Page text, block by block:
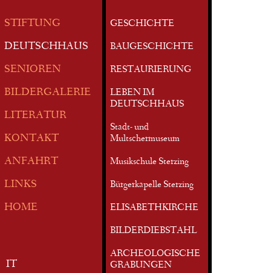
STIFTUNG
DEUTSCHHAUS
SENIOREN
BILDERGALERIE
LITERATUR
KONTAKT
ANFAHRT
LINKS
HOME
IT
GESCHICHTE
BAUGESCHICHTE
RESTAURIERUNG
LEBEN IM
DEUTSCHHAUS
Stadt- und
Multschermuseum
Musikschule Sterzing
Bürgerkapelle Sterzing
ELISABETHKIRCHE
BILDERDIEBSTAHL
ARCHEOLOGISCHE
GRABUNGEN